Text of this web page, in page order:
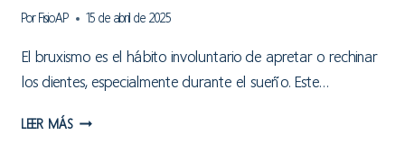
Por FisioAP 15 de abril de 2025
El bruxismo es el hábito involuntario de apretar o rechinar
los dientes, especialmente durante el sueño. Este…
LEER MÁSBRUXISMO